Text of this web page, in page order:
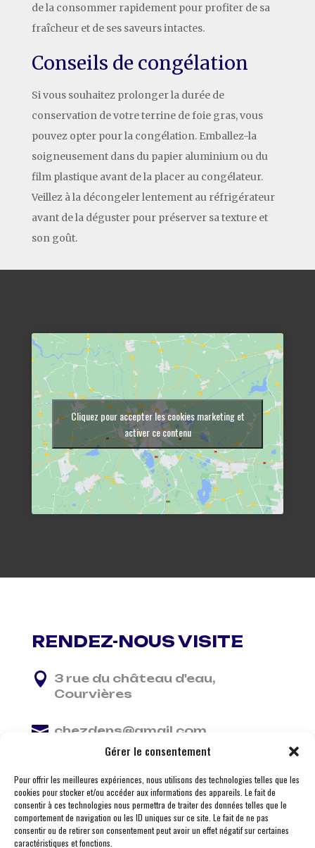
Gérer le consentement
Pour offrir les meilleures expériences, nous utilisons des technologies telles que les
cookies pour stocker et/ou accéder aux informations des appareils. Le fait de
consentir à ces technologies nous permettra de traiter des données telles que le
comportement de navigation ou les ID uniques sur ce site. Le fait de ne pas
consentir ou de retirer son consentement peut avoir un effet négatif sur certaines
caractéristiques et fonctions.
de la consommer rapidement pour profiter de sa
fraîcheur et de ses saveurs intactes.
Conseils de congélation
Si vous souhaitez prolonger la durée de
conservation de votre terrine de foie gras, vous
pouvez opter pour la congélation. Emballez-la
soigneusement dans du papier aluminium ou du
film plastique avant de la placer au congélateur.
Veillez à la décongeler lentement au réfrigérateur
avant de la déguster pour préserver sa texture et
son goût.
Cliquez pour accepter les cookies marketing et
activer ce contenu
RENDEZ-NOUS VISITE
 3 rue du château d'eau,
Courvières
 chezdens@gmail.com